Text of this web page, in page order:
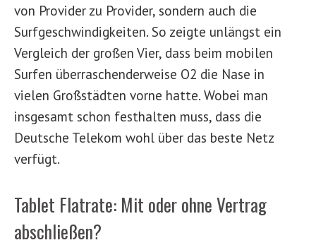
von Provider zu Provider, sondern auch die
Surfgeschwindigkeiten. So zeigte unlängst ein
Vergleich der großen Vier, dass beim mobilen
Surfen überraschenderweise O2 die Nase in
vielen Großstädten vorne hatte. Wobei man
insgesamt schon festhalten muss, dass die
Deutsche Telekom wohl über das beste Netz
verfügt.
Tablet Flatrate: Mit oder ohne Vertrag
abschließen?